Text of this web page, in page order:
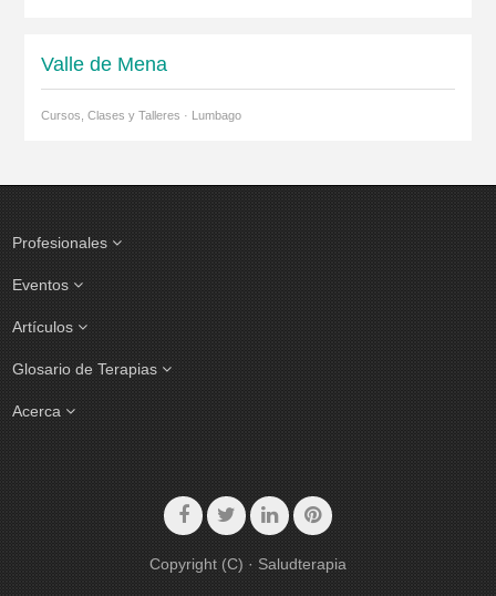
Valle de Mena
Cursos, Clases y Talleres · Lumbago
Profesionales
Eventos
Artículos
Glosario de Terapias
Acerca
Copyright (C) · Saludterapia